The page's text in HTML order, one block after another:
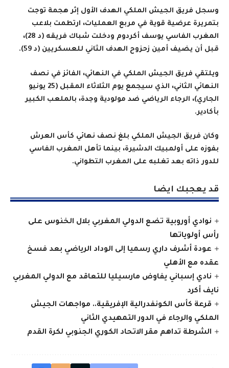
وسجل فريق الجيش الملكي الهدف الأول إثر هجمة توجت
بتمريرة عرضية قوية في مربع العمليات، ارتطمت بلاعب
المغرب الفاسي يوسف أكردوم ودخلت شباك فريقه (د 28)،
قبل أن يضيف أمين زحزوح الهدف الثاني للعسكريين (د 59).
ويلتقي فريق الجيش الملكي في النهائي، الفائز في نصف
النهائي الثاني، الذي سيجمع يوم الثلاثاء المقبل (25 يونيو
الجاري)، الرجاء الرياضي ضد مولودية وجدة، بالملعب الكبير
بأكادير.
وكان فريق الجيش الملكي بلغ نصف نهائي كأس العرش
بفوزه على أولمبيك الدشيرة، بينما تأهل المغرب الفاسي
للدور ذاته بعد تغلبه على المغرب التطواني.
قد يعجبك ايضا
نوادي أوروبية تضع الدولي المغربي بلال الخنوس على
رأس أولوياتها
عودة أشرف داري رسميا إلى الوداد الرياضي بعد فسخ
عقده مع الأهلي
نادي إسباني يفاوض مارسيليا للتعاقد مع الدولي المغربي
نايف أكرد
قرعة كأس الكونفدرالية الإفريقية.. مواجهات الجيش
الملكي والرجاء في الدور التمهيدي الثاني
الشرطة تداهم مقر الاتحاد الكوري الجنوبي لكرة القدم